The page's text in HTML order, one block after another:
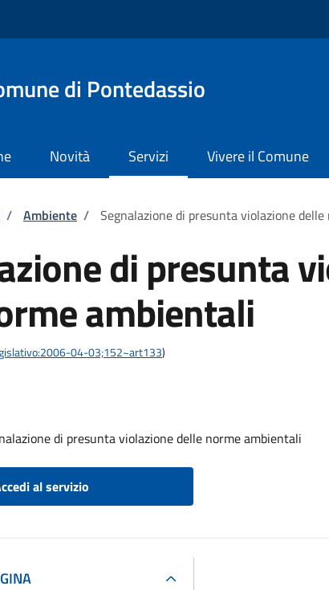
di Pontedassio
Novità Servizi Vivere il Comune
di pane
/ Ambiente / Segnalazione di presunta violazione
di presunta
ambientali
04-03;152~art133)
di presunta violazione delle norme ambientali
al servizio